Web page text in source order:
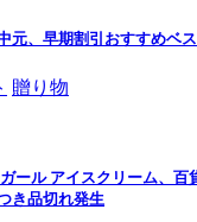
元、早期割引おすすめベ
贈り物
ール アイスクリーム、百
き品切れ発生